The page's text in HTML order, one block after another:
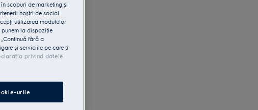
scopuri de marketing și
noștri de social
utilizarea modulelor
la dispoziţie
fără a
și serviciile pe care ţi
privind datele
urile